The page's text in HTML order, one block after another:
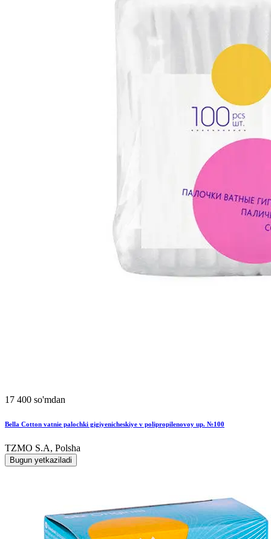
17 400 so'mdan
Bella Cotton vatnie palochki gigiyenicheskiye v polipropilenovoy up. №100
TZMO S.A, Polsha
Bugun yetkaziladi